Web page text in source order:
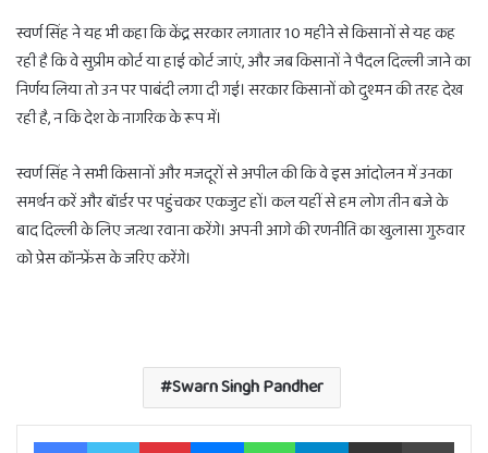
स्वर्ण सिंह ने यह भी कहा कि केंद्र सरकार लगातार 10 महीने से किसानों से यह कह
रही है कि वे सुप्रीम कोर्ट या हाई कोर्ट जाएं, और जब किसानों ने पैदल दिल्ली जाने का
निर्णय लिया तो उन पर पाबंदी लगा दी गई। सरकार किसानों को दुश्मन की तरह देख
रही है, न कि देश के नागरिक के रूप में।
स्वर्ण सिंह ने सभी किसानों और मजदूरों से अपील की कि वे इस आंदोलन में उनका
समर्थन करें और बॉर्डर पर पहुंचकर एकजुट हों। कल यहीं से हम लोग तीन बजे के
बाद दिल्ली के लिए जत्था रवाना करेंगे। अपनी आगे की रणनीति का खुलासा गुरुवार
को प्रेस कॉन्फ्रेंस के जरिए करेंगे।
Swarn Singh Pandher
FacebookTwitter PinterestMessengerWhatsAppTelegramShare via Email Print